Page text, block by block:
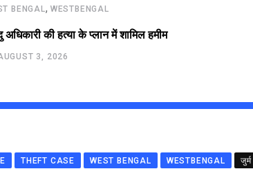
BENGAL , WESTBENGAL
अधिकारी की हत्या के प्लान में शामिल हमीम
3, 2026
THEFT CASE WEST BENGAL WESTBENGAL
जुर्म